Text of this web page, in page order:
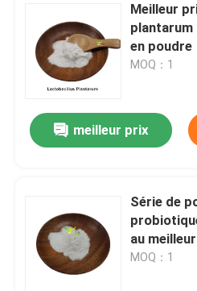
Produits
À propos de nous
Visite de l'usine
Nous contacter
Meilleur
en poudre
MOQ：1
meilleur prix
Série de
au
MOQ：1